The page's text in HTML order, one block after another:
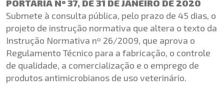
PORTARIA Nº 37, DE 31 DE JANEIRO DE 2020
Submete à consulta pública, pelo prazo de 45 dias, o
projeto de instrução normativa que altera o texto da
Instrução Normativa nº 26/2009, que aprova o
Regulamento Técnico para a fabricação, o controle
de qualidade, a comercialização e o emprego de
produtos antimicrobianos de uso veterinário.